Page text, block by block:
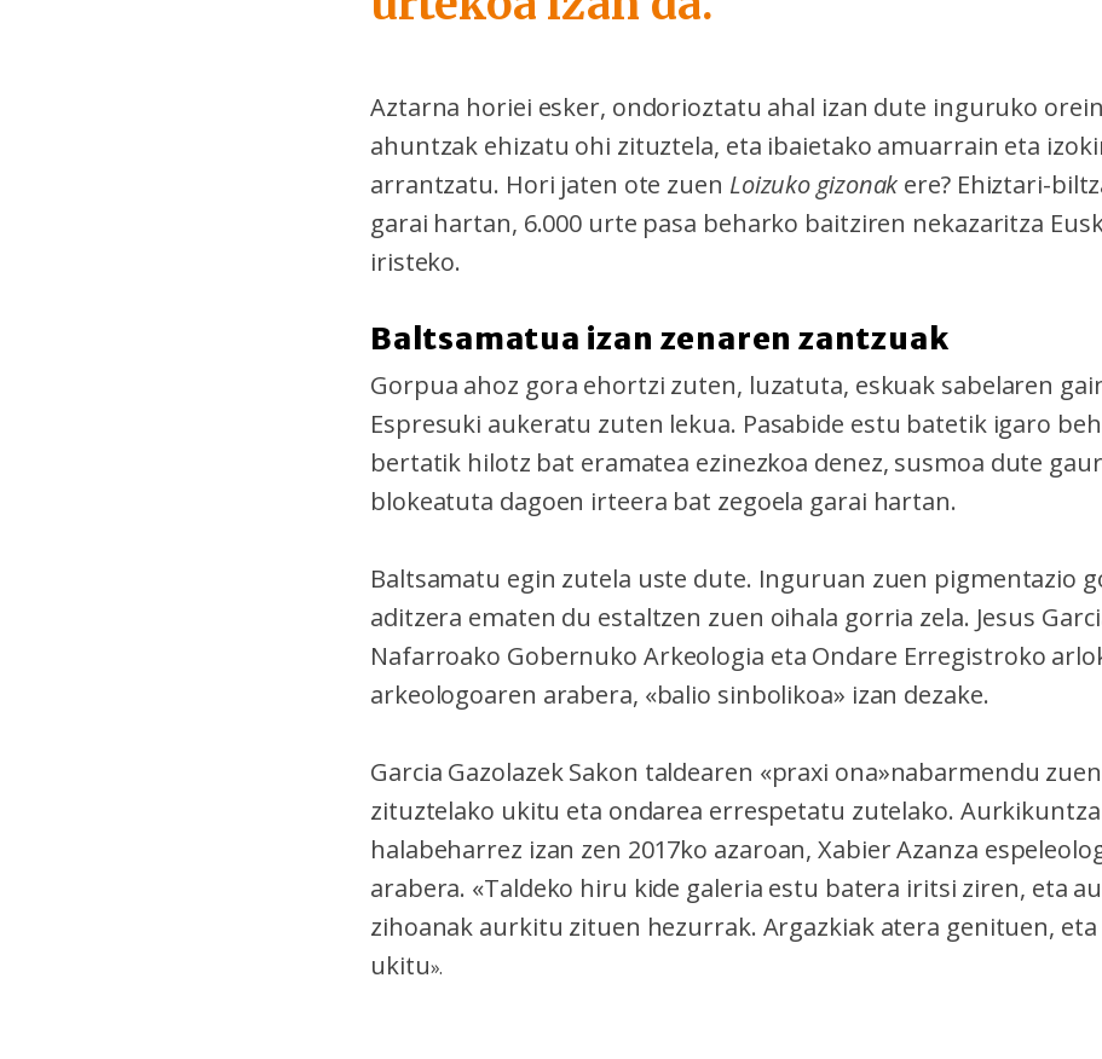
Aztarna horiei esker, ondorioztatu ahal izan dute inguruko
ahuntzak ehizatu ohi zituztela, eta ibaietako amuarrain eta
arrantzatu. Hori jaten ote zuen Loizuko gizonak ere? Ehiztari-
garai hartan, 6.000 urte pasa beharko baitziren nekazaritza
iristeko.
Baltsamatua izan zenaren zantzuak
Gorpua ahoz gora ehortzi zuten, luzatuta, eskuak sabelaren
Espresuki aukeratu zuten lekua. Pasabide estu batetik igaro
bertatik hilotz bat eramatea ezinezkoa denez, susmoa dute
blokeatuta dagoen irteera bat zegoela garai hartan.
Baltsamatu egin zutela uste dute. Inguruan zuen pigmentazio
aditzera ematen du estaltzen zuen oihala gorria zela. Jesus
Nafarroako Gobernuko Arkeologia eta Ondare Erregistroko
arkeologoaren arabera, «balio sinbolikoa» izan dezake.
Garcia Gazolazek Sakon taldearen «praxi ona»nabarmendu
zituztelako ukitu eta ondarea errespetatu zutelako. Aurkikuntza
halabeharrez izan zen 2017ko azaroan, Xabier Azanza
arabera. «Taldeko hiru kide galeria estu batera iritsi ziren, eta
zihoanak aurkitu zituen hezurrak. Argazkiak atera genituen, eta
ukitu».